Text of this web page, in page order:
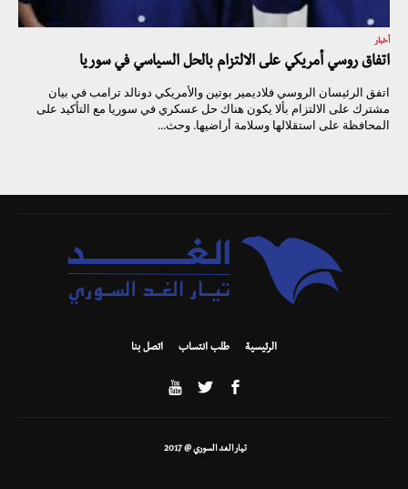
أخبار
اتفاق روسي أمريكي على الالتزام بالحل السياسي في سوريا
اتفق الرئيسان الروسي فلاديمير بوتين والأمريكي دونالد ترامب في بيان
مشترك على الالتزام بألا يكون هناك حل عسكري في سوريا مع التأكيد على
المحافظة على استقلالها وسلامة أراضيها. وحث...
الرئيسية طلب انتساب اتصل بنا
تيار الغد السوري @ 2017